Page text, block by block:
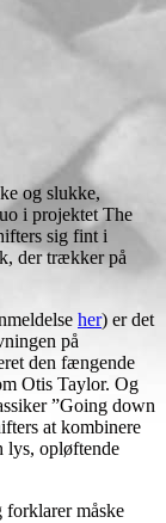
og slukke,
i projektet The
sig fint i
der trækker på
her) er det
på
den fængende
Otis Taylor. Og
”Going down
at kombinere
lys, opløftende
forklarer måske